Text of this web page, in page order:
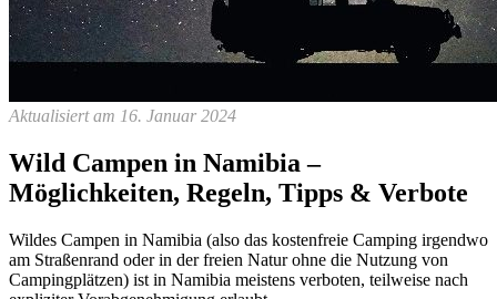
Aktualisiert am 16. Januar 2024
Wild Campen in Namibia –
Möglichkeiten, Regeln, Tipps & Verbote
Wildes Campen in Namibia (also das kostenfreie Camping irgendwo
am Straßenrand oder in der freien Natur ohne die Nutzung von
Campingplätzen) ist in Namibia meistens verboten, teilweise nach